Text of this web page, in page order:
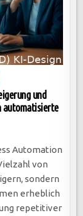
und
automatisierte
Automation
von
sondern
erheblich
repetitiver